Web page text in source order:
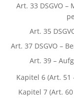
Art. 33 DSGVO
Art. 35
Art. 37 DSGVO –
Art. 39 –
Kapitel 6 (Art.
Kapitel 7 (Art.